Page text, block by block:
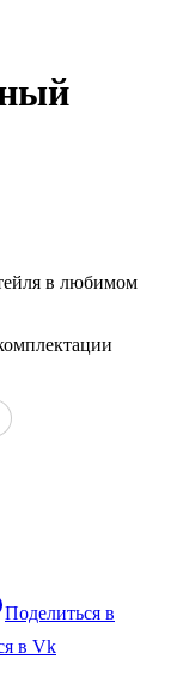
в любимом
Поделиться в
в Vk